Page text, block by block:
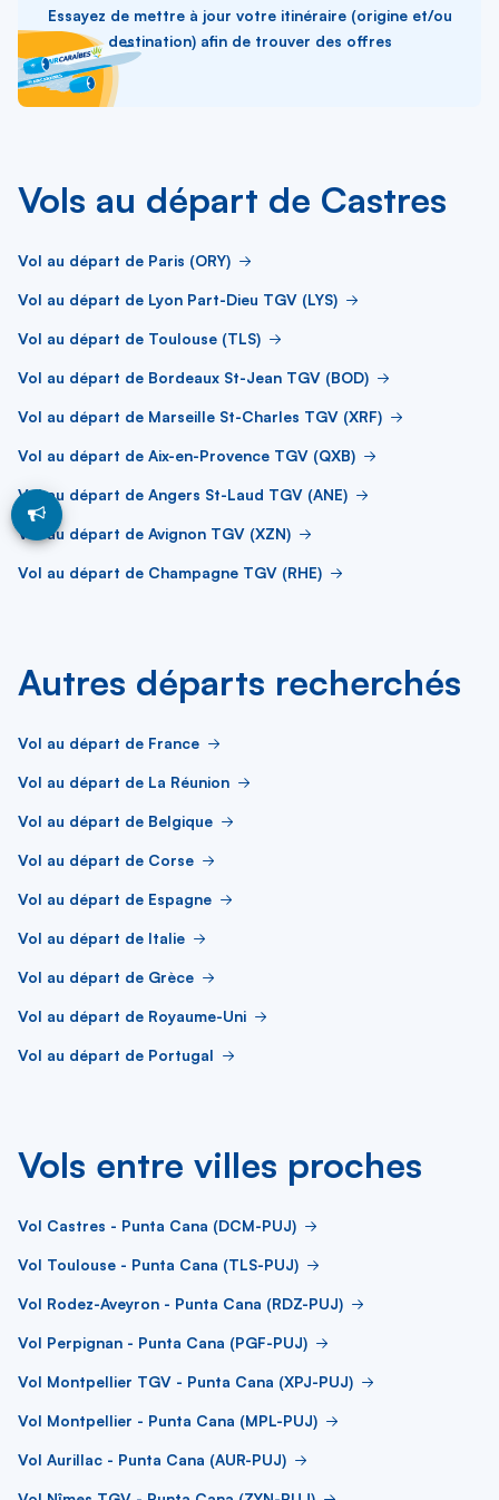
Essayez de mettre à jour votre itinéraire (origine et/ou
destination) afin de trouver des offres
Vols au départ de Castres
Vol au départ de Paris (ORY)
Vol au départ de Lyon Part-Dieu TGV (LYS)
Vol au départ de Toulouse (TLS)
Vol au départ de Bordeaux St-Jean TGV (BOD)
Vol au départ de Marseille St-Charles TGV (XRF)
Vol au départ de Aix-en-Provence TGV (QXB)
Vol au départ de Angers St-Laud TGV (ANE)
Vol au départ de Avignon TGV (XZN)
Vol au départ de Champagne TGV (RHE)
Autres départs recherchés
Vol au départ de France
Vol au départ de La Réunion
Vol au départ de Belgique
Vol au départ de Corse
Vol au départ de Espagne
Vol au départ de Italie
Vol au départ de Grèce
Vol au départ de Royaume-Uni
Vol au départ de Portugal
Vols entre villes proches
Vol Castres - Punta Cana (DCM-PUJ)
Vol Toulouse - Punta Cana (TLS-PUJ)
Vol Rodez-Aveyron - Punta Cana (RDZ-PUJ)
Vol Perpignan - Punta Cana (PGF-PUJ)
Vol Montpellier TGV - Punta Cana (XPJ-PUJ)
Vol Montpellier - Punta Cana (MPL-PUJ)
Vol Aurillac - Punta Cana (AUR-PUJ)